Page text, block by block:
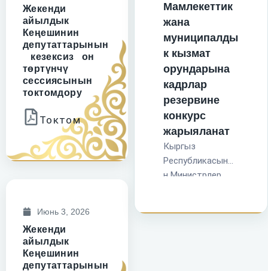
Жекенди
айылдык
Кеңешинин
депутаттарынын
кезексиз он
төртүнчү
сессиясынын
токтомдору
Токтом
Июнь 3, 2026
Жекенди
айылдык
Кеңешинин
депутаттарынын
Мамлекеттик
жана
муниципалды
к кызмат
орундарына
кадрлар
резервине
конкурс
жарыяланат
Кыргыз
Республикасыны
н Министрлер